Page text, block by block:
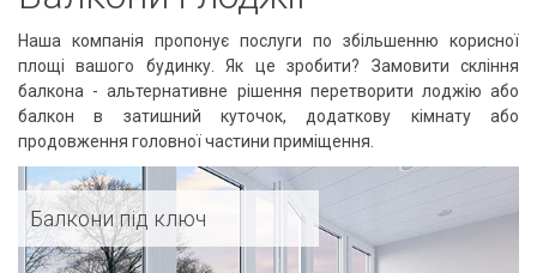
Наша компанія пропонує послуги по збільшенню корисної
площі вашого будинку. Як це зробити? Замовити скління
балкона - альтернативне рішення перетворити лоджію або
балкон в затишний куточок, додаткову кімнату або
продовження головної частини приміщення.
Балкони під ключ